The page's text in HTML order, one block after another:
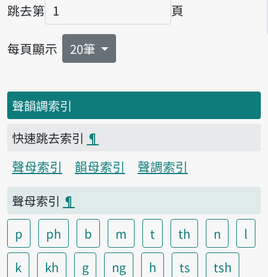
跳去第
頁碼
頁
每頁顯示 20筆
聲韻調索引
快速跳去索引 ¶
聲母索引
韻母索引
聲調索引
聲母索引 ¶
p
ph b m t th n
l
k
kh g ng h ts
tsh